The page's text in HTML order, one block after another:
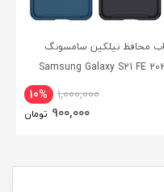
محافظ نیلکین سامسونگ
Samsung Galaxy S21 FE
10% 1,000,000
900,000 تومان